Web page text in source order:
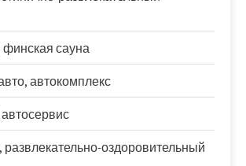
сауна
автокомплекс
развлекательно-оздоровительный